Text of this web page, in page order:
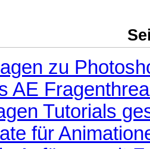
zu
AE
Tutorials
für